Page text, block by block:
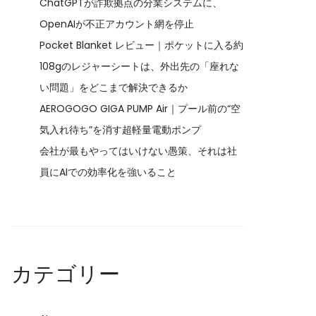
OpenAIが不正アカウント網を停止
Pocket Blanket レビュー｜ポケットに入る約
108gのレジャーシートは、外出先の「座れな
い問題」をどこまで解決できるか
AEROGOGO GIGA PUMP Air｜プール前の“空
気入れ待ち”を消す超軽量電動ポンプ
会社が最もやってはいけない愚策、それは社
員にAIでの効率化を強いること
カテゴリー